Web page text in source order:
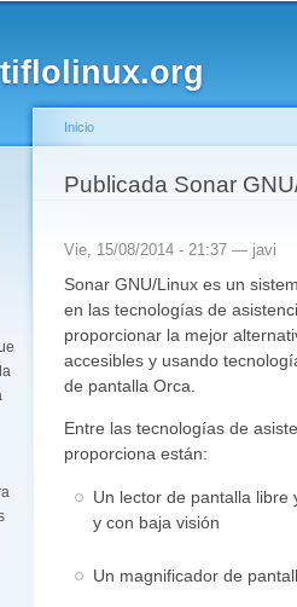
tiflolinux.org
Se encuentra usted
Inicio
Publicada Sonar
Vie, 15/08/2014 - 21:37 — javi
Sonar GNU/Linux es un
en las tecnologías de
proporcionar la mejor
accesibles y usando
de pantalla Orca.
Entre las tecnologías de
proporciona están:
Un lector de pantalla
y con baja visión
Un magnificador de